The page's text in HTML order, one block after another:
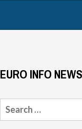
EURO INFO NEWS
Search
for: